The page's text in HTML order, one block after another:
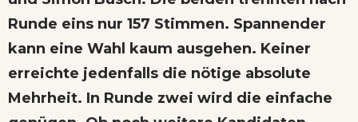
Runde eins nur 157 Stimmen. Spannender
kann eine Wahl kaum ausgehen. Keiner
erreichte jedenfalls die nötige absolute
Mehrheit. In Runde zwei wird die einfache